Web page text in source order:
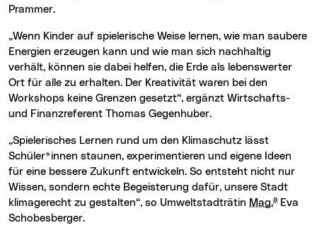
Prammer.
„Wenn Kinder auf spielerische Weise lernen, wie man saubere
Energien erzeugen kann und wie man sich nachhaltig
verhält, können sie dabei helfen, die Erde als lebenswerter
Ort für alle zu erhalten. Der Kreativität waren bei den
Workshops keine Grenzen gesetzt“, ergänzt Wirtschafts-
und Finanzreferent Thomas Gegenhuber.
„Spielerisches Lernen rund um den Klimaschutz lässt
Schüler*innen staunen, experimentieren und eigene Ideen
für eine bessere Zukunft entwickeln. So entsteht nicht nur
Wissen, sondern echte Begeisterung dafür, unsere Stadt
klimagerecht zu gestalten“, so Umweltstadträtin Mag.a Eva
Schobesberger.